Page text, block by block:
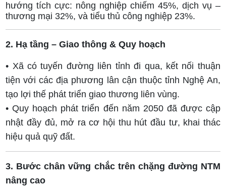
hướng tích cực: nông nghiệp chiếm 45%, dịch vụ –
thương mại 32%, và tiểu thủ công nghiệp 23%.
2. Hạ tầng – Giao thông & Quy hoạch
• Xã có tuyến đường liên tỉnh đi qua, kết nối thuận
tiện với các địa phương lân cận thuộc tỉnh Nghệ An,
tạo lợi thế phát triển giao thương liên vùng.
• Quy hoạch phát triển đến năm 2050 đã được cập
nhật đầy đủ, mở ra cơ hội thu hút đầu tư, khai thác
hiệu quả quỹ đất.
3. Bước chân vững chắc trên chặng đường NTM
nâng cao